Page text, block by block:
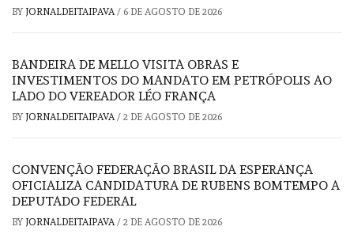
BY JORNALDEITAIPAVA/ 6 DE AGOSTO DE 2026
BANDEIRA DE MELLO VISITA OBRAS E
INVESTIMENTOS DO MANDATO EM PETRÓPOLIS AO
LADO DO VEREADOR LÉO FRANÇA
BY JORNALDEITAIPAVA/ 2 DE AGOSTO DE 2026
CONVENÇÃO FEDERAÇÃO BRASIL DA ESPERANÇA
OFICIALIZA CANDIDATURA DE RUBENS BOMTEMPO A
DEPUTADO FEDERAL
BY JORNALDEITAIPAVA/ 2 DE AGOSTO DE 2026